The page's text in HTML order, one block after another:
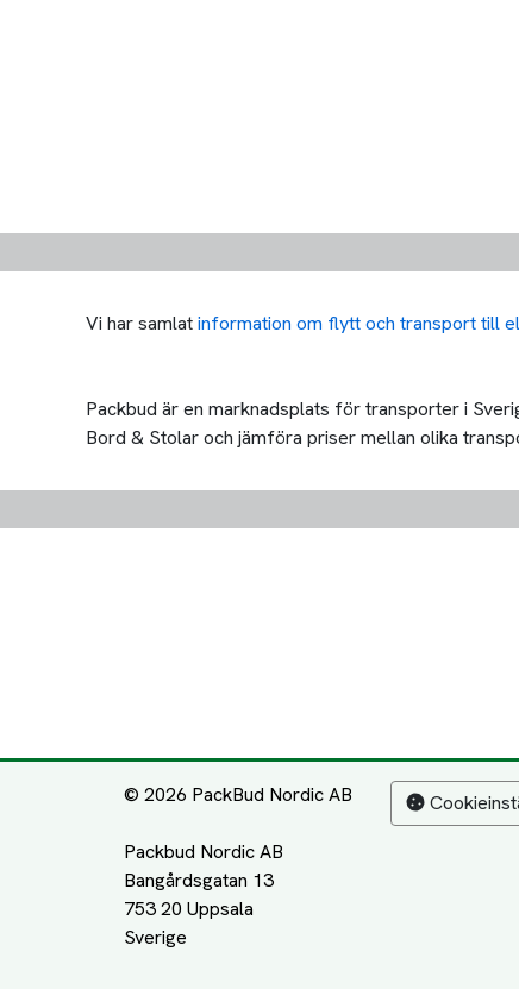
Vi har samlatinformation om flytt och transport till
Packbud är en marknadsplats för transporter i
Bord & Stolar och jämföra priser mellan olika
© 2026 PackBud Nordic AB
Packbud Nordic AB
Bangårdsgatan 13
753 20 Uppsala